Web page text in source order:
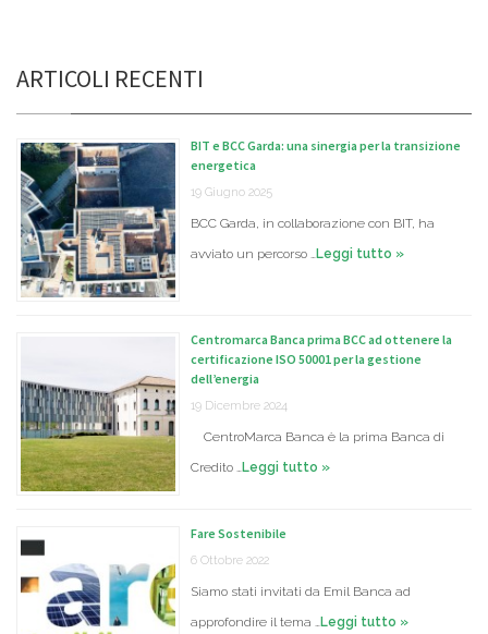
ARTICOLI RECENTI
BIT e BCC Garda: una sinergia per la transizione
energetica
19 Giugno 2025
BCC Garda, in collaborazione con BIT, ha
avviato un percorso … Leggi tutto »
Centromarca Banca prima BCC ad ottenere la
certificazione ISO 50001 per la gestione
dell’energia
19 Dicembre 2024
CentroMarca Banca è la prima Banca di
Credito … Leggi tutto »
Fare Sostenibile
6 Ottobre 2022
Siamo stati invitati da Emil Banca ad
approfondire il tema … Leggi tutto »